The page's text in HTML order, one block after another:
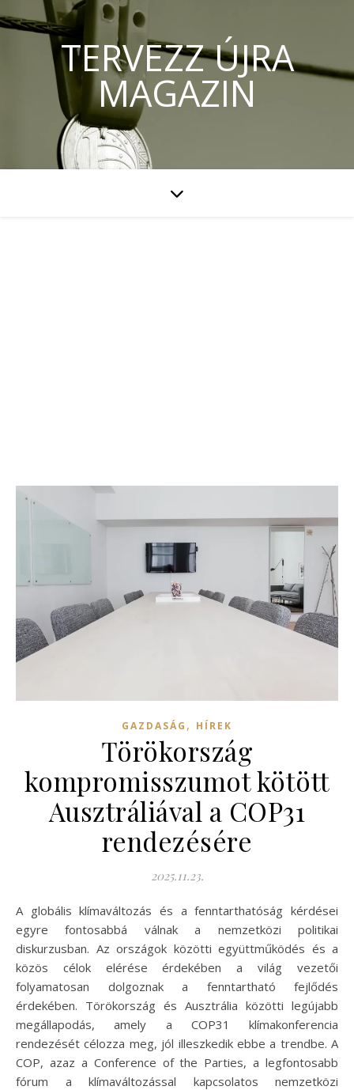
TERVEZZ ÚJRA
MAGAZIN
GAZDASÁG , HÍREK
Törökország
kompromisszumot kötött
Ausztráliával a COP31
rendezésére
2025.11.23.
A globális klímaváltozás és a fenntarthatóság kérdései
egyre fontosabbá válnak a nemzetközi politikai
diskurzusban. Az országok közötti együttműködés és a
közös célok elérése érdekében a világ vezetői
folyamatosan dolgoznak a fenntartható fejlődés
érdekében. Törökország és Ausztrália közötti legújabb
megállapodás, amely a COP31 klímakonferencia
rendezését célozza meg, jól illeszkedik ebbe a trendbe. A
COP, azaz a Conference of the Parties, a legfontosabb
fórum a klímaváltozással kapcsolatos nemzetközi